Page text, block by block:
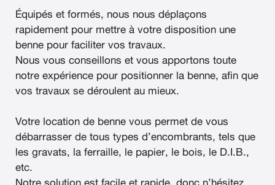
Équipés et formés, nous nous déplaçons
rapidement pour mettre à votre disposition une
benne pour faciliter vos travaux.
Nous vous conseillons et vous apportons toute
notre expérience pour positionner la benne, afin que
vos travaux se déroulent au mieux.
Votre location de benne vous permet de vous
débarrasser de tous types d’encombrants, tels que
les gravats, la ferraille, le papier, le bois, le D.I.B.,
etc.